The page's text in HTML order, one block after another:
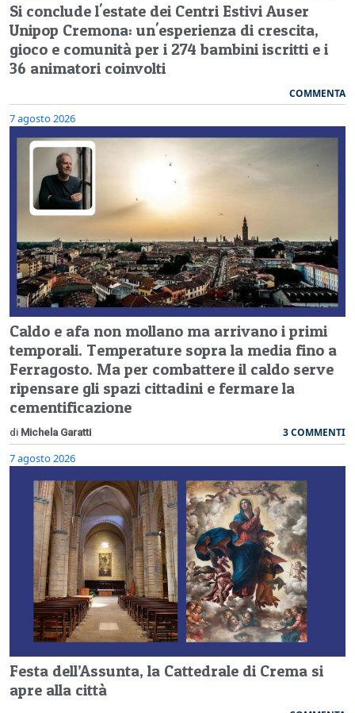
Si conclude l'estate dei Centri Estivi Auser
Unipop Cremona: un'esperienza di crescita,
gioco e comunità per i 274 bambini iscritti e i
36 animatori coinvolti
COMMENTA
7 agosto 2026
Caldo e afa non mollano ma arrivano i primi
temporali. Temperature sopra la media fino a
Ferragosto. Ma per combattere il caldo serve
ripensare gli spazi cittadini e fermare la
cementificazione
di Michela Garatti 3 COMMENTI
7 agosto 2026
Festa dell’Assunta, la Cattedrale di Crema si
apre alla città